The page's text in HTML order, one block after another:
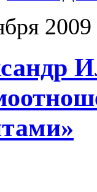
2009